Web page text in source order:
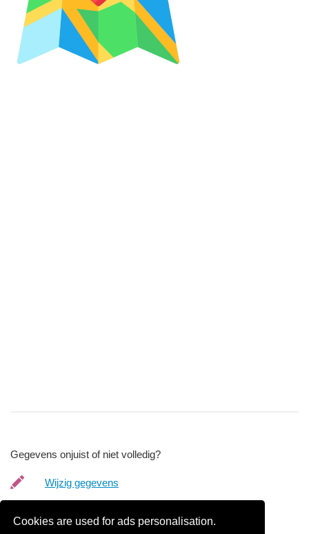
Cookies are used for ads personalisation.
Gegevens onjuist of niet volledig?
Wijzig gegevens